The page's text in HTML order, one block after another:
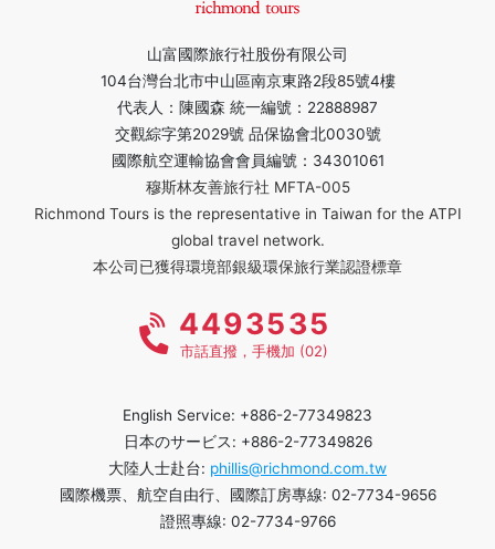
山富國際旅行社股份有限公司
104台灣台北市中山區南京東路2段85號4樓
代表人：陳國森 統一編號：22888987
交觀綜字第2029號 品保協會北0030號
國際航空運輸協會會員編號：34301061
穆斯林友善旅行社 MFTA-005
Richmond Tours is the representative in Taiwan for the ATPI
global travel network.
本公司已獲得環境部銀級環保旅行業認證標章
4493535
市話直撥，手機加 (02)
English Service: +886-2-77349823
日本のサービス: +886-2-77349826
大陸人士赴台: phillis@richmond.com.tw
國際機票、航空自由行、國際訂房專線: 02-7734-9656
證照專線: 02-7734-9766